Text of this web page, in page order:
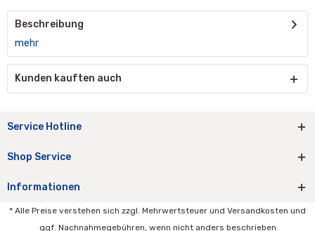
Beschreibung
mehr
Kunden kauften auch
Service Hotline
Shop Service
Informationen
* Alle Preise verstehen sich zzgl. Mehrwertsteuer und Versandkosten und
ggf. Nachnahmegebühren, wenn nicht anders beschrieben